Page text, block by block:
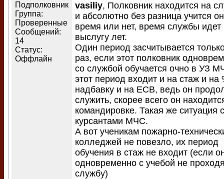
Подполковник
Группа:
Проверенные
Сообщений:
14
Статус:
Оффлайн
vasiliy, Полковник находится на
и абсолютно без разница учится
время или нет, время службы идет
выслугу лет.
Один период засчитывается
раз, если этот полковник
со службой обучается очно в УЗ
этот период входит и на стаж и на
надбавку и на ЕСВ, ведь он
служить, скорее всего он
командировке. Такая же ситуация с
курсантами МЧС.
А вот ученикам пожарно-
колледжей не повезло, их период
обучения в стаж не входит (если
одновременно с учебой не
службу)